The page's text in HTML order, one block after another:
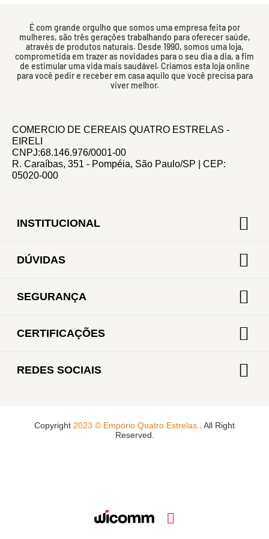
É com grande orgulho que somos uma empresa feita por
mulheres, são três gerações trabalhando para oferecer saúde,
através de produtos naturais. Desde 1990, somos uma loja,
comprometida em trazer as novidades para o seu dia a dia, a fim
de estimular uma vida mais saudável. Criamos esta loja online
para você pedir e receber em casa aquilo que você precisa para
viver melhor.
COMERCIO DE CEREAIS QUATRO ESTRELAS -
EIRELI
CNPJ:68.146.976/0001-00
R. Caraíbas, 351 - Pompéia, São Paulo/SP | CEP:
05020-000
INSTITUCIONAL
DÚVIDAS
SEGURANÇA
CERTIFICAÇÕES
REDES SOCIAIS
Copyright 2023 © Empório Quatro Estrelas.. All Right
Reserved.